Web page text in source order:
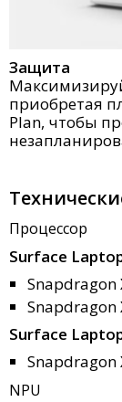
Защита
приобретая
Plan, чтобы
Процессор
Surface
Snapdragon
Snapdragon
Surface
Snapdragon
NPU